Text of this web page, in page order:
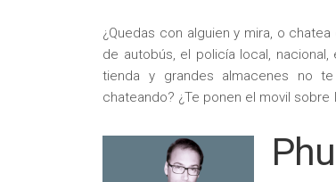
¿Quedas con alguien y mira, o
de autobús, el policía local,
tienda y grandes almacenes no
chateando? ¿Te ponen el movil